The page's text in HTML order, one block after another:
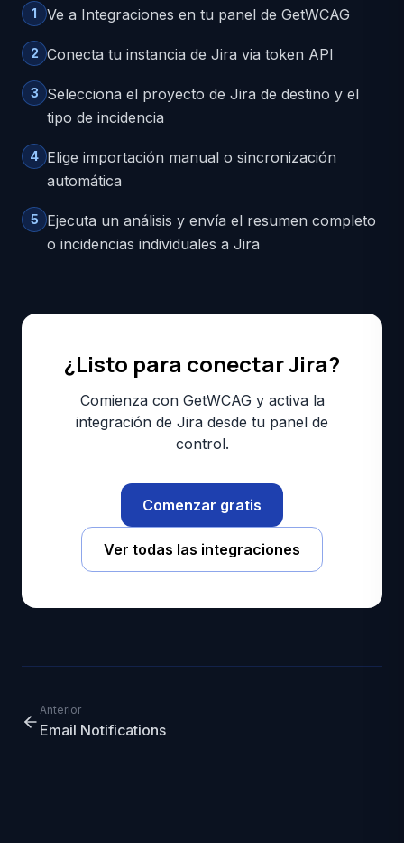
1 Ve a Integraciones en tu panel de GetWCAG
2 Conecta tu instancia de Jira via token API
3
Selecciona el proyecto de Jira de destino y el
tipo de incidencia
4 Elige importación manual o sincronización
automática
5
Ejecuta un análisis y envía el resumen completo
o incidencias individuales a Jira
¿Listo para conectar Jira?
Comienza con GetWCAG y activa la
integración de Jira desde tu panel de
control.
Comenzar gratis
Ver todas las integraciones
Anterior
Email Notifications